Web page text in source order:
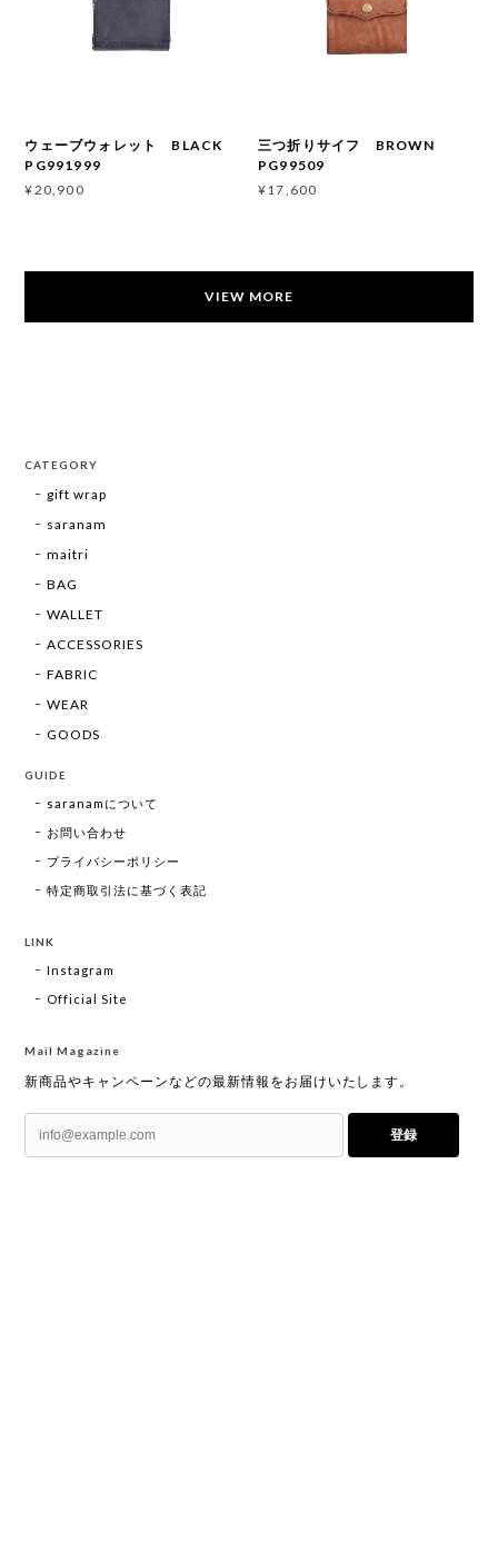
ウェーブウォレット BLACK
PG991999
¥20,900
三つ折りサイフ BROWN
PG99509
¥17,600
VIEW MORE
CATEGORY
gift wrap
saranam
maitri
BAG
WALLET
ACCESSORIES
FABRIC
WEAR
GOODS
GUIDE
saranamについて
お問い合わせ
プライバシーポリシー
特定商取引法に基づく表記
LINK
Instagram
Official Site
Mail Magazine
新商品やキャンペーンなどの最新情報をお届けいたします。
登録